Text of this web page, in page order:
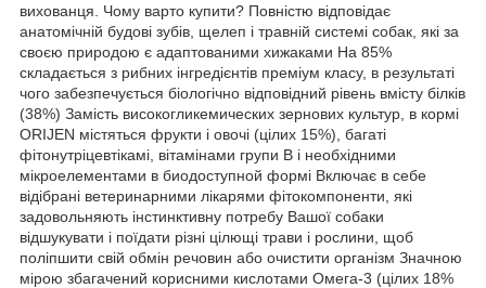
вихованця. Чому варто купити? Повністю відповідає
анатомічній будові зубів, щелеп і травній системі собак, які за
своєю природою є адаптованими хижаками На 85%
складається з рибних інгредієнтів преміум класу, в результаті
чого забезпечується біологічно відповідний рівень вмісту білків
(38%) Замість високогликемических зернових культур, в кормі
ORIJEN містяться фрукти і овочі (цілих 15%), багаті
фітонутріцевтікамі, вітамінами групи В і необхідними
мікроелементами в биодоступной формі Включає в себе
відібрані ветеринарними лікарями фітокомпоненти, які
задовольняють інстинктивну потребу Вашої собаки
відшукувати і поїдати різні цілющі трави і рослини, щоб
поліпшити свій обмін речовин або очистити організм Значною
мірою збагачений корисними кислотами Омега-3 (цілих 18%